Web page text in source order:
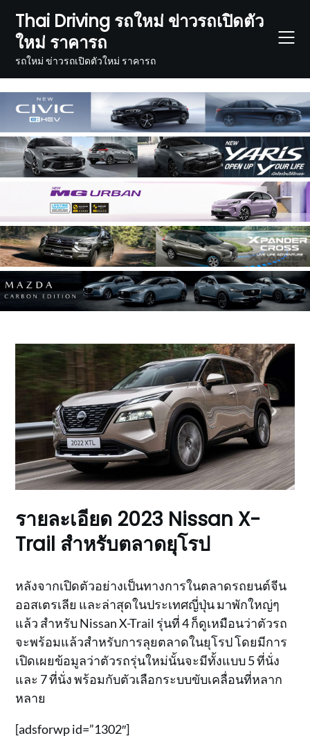
content
Thai Driving รถใหม่ ข่าวรถเปิดตัว
ใหม่ ราคารถ
รถใหม่ ข่าวรถเปิดตัวใหม่ ราคารถ
รายละเอียด 2023 Nissan X-
Trail สำหรับตลาดยุโรป
หลังจากเปิดตัวอย่างเป็นทางการในตลาดรถยนต์จีน
ออสเตรเลีย และล่าสุดในประเทศญี่ปุ่น มาพักใหญ่ๆ
แล้ว สำหรับ Nissan X-Trail รุ่นที่ 4 ก็ดูเหมือนว่าตัวรถ
จะพร้อมแล้วสำหรับการลุยตลาดในยุโรป โดยมีการ
เปิดเผยข้อมูลว่าตัวรถรุ่นใหม่นั้นจะมีทั้งแบบ 5 ที่นั่ง
และ 7 ที่นั่ง พร้อมกับตัวเลือกระบบขับเคลื่อนที่หลาก
หลาย
[adsforwp id=”1302″]